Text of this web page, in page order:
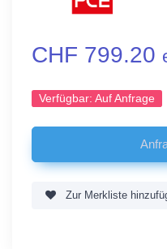
CHF 799.20
Verfügbar: Auf Anfrage
Zur Merkliste